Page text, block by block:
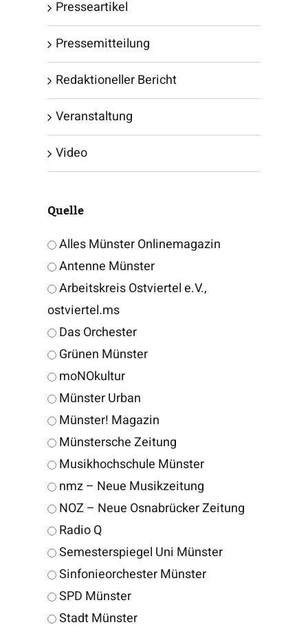
Presseartikel
Pressemitteilung
Redaktioneller Bericht
Veranstaltung
Video
Quelle
Alles Münster Onlinemagazin
Antenne Münster
Arbeitskreis Ostviertel e.V.,
ostviertel.ms
Das Orchester
Grünen Münster
moNOkultur
Münster Urban
Münster! Magazin
Münstersche Zeitung
Musikhochschule Münster
nmz – Neue Musikzeitung
NOZ – Neue Osnabrücker Zeitung
Radio Q
Semesterspiegel Uni Münster
Sinfonieorchester Münster
SPD Münster
Stadt Münster